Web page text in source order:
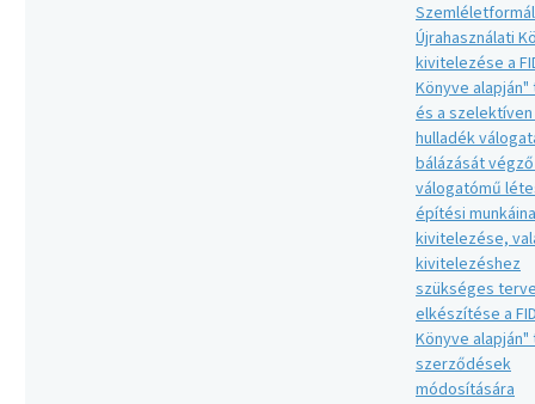
Újrahasználati
kivitelezése a
Könyve
és a
hulladék
bálázását
válogatómű
építési
kivitelezése,
kivitelezéshez
szükséges
elkészítése a
Könyve
szerződések
módosítására